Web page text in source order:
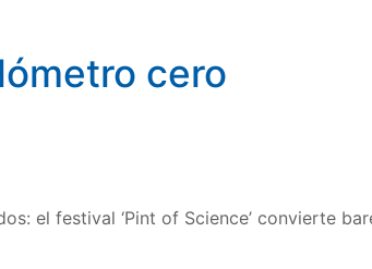
cero
el festival ‘Pint of Science’ convierte